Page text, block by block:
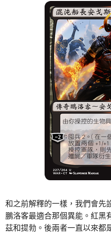
和之前解釋的一樣，我們會先
鵬洛客最適合那個異能。紅黑
茲和提勃。後兩者一直以來都